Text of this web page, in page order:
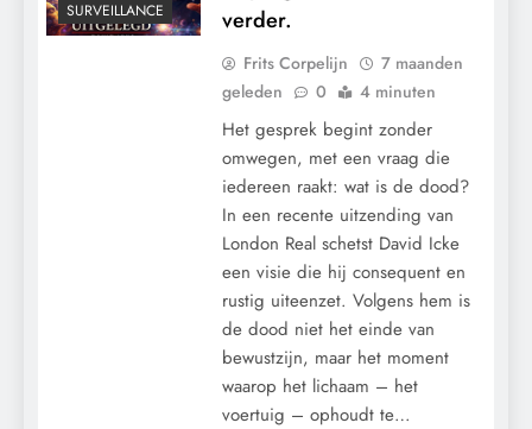
SURVEILLANCE
verder.
Frits Corpelijn
7 maanden
geleden
0 4 minuten
Het gesprek begint zonder
omwegen, met een vraag die
iedereen raakt: wat is de dood?
In een recente uitzending van
London Real schetst David Icke
een visie die hij consequent en
rustig uiteenzet. Volgens hem is
de dood niet het einde van
bewustzijn, maar het moment
waarop het lichaam – het
voertuig – ophoudt te…